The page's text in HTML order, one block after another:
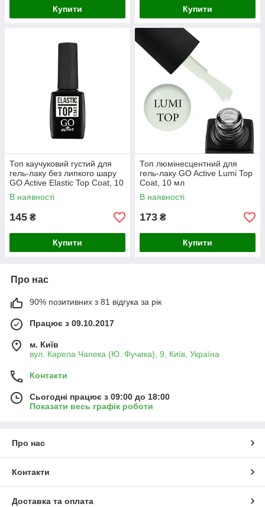
Купити Купити
Топ каучуковий густий для
гель-лаку без липкого шару
GO Active Elastic Top Coat, 10
мл
В наявності
145 ₴
Купити
Топ люмінесцентний для
гель-лаку GO Active Lumi Top
Coat, 10 мл
В наявності
173 ₴
Купити
Про нас
90% позитивних з 81 відгука за рік
Працює з 09.10.2017
м. Київ
вул. Карела Чапека (Ю. Фучика), 9, Київ, Україна
Контакти
Сьогодні працює з 09:00 до 18:00
Показати весь графік роботи
Про нас
Контакти
Доставка та оплата